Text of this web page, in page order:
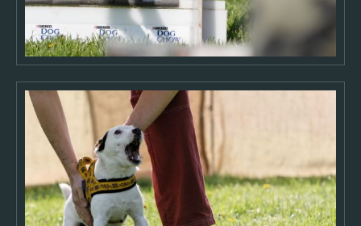
2012
2011
2009
2008
2007
2006